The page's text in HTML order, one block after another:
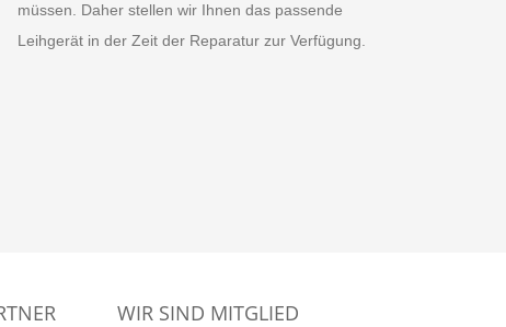
müssen. Daher stellen wir Ihnen das passende
Leihgerät in der Zeit der Reparatur zur Verfügung.
WIR SIND MITGLIED